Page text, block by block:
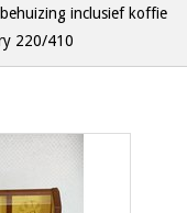
inclusief koffie
220/410